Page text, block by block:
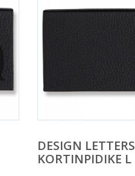
DESIGN LETTERS
KORTINPIDIKE L